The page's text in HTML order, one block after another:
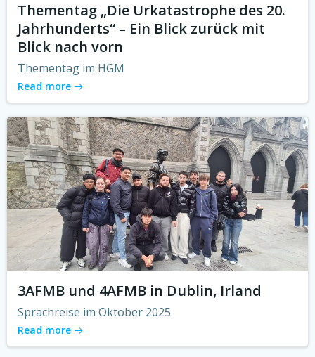
Thementag „Die Urkatastrophe des 20.
Jahrhunderts“ – Ein Blick zurück mit
Blick nach vorn
Thementag im HGM
Read more
3AFMB und 4AFMB in Dublin, Irland
Sprachreise im Oktober 2025
Read more